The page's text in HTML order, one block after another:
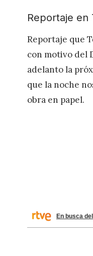
Reportaje en
Reportaje que
con motivo del
adelanto la
que la noche
obra en papel.
En busca